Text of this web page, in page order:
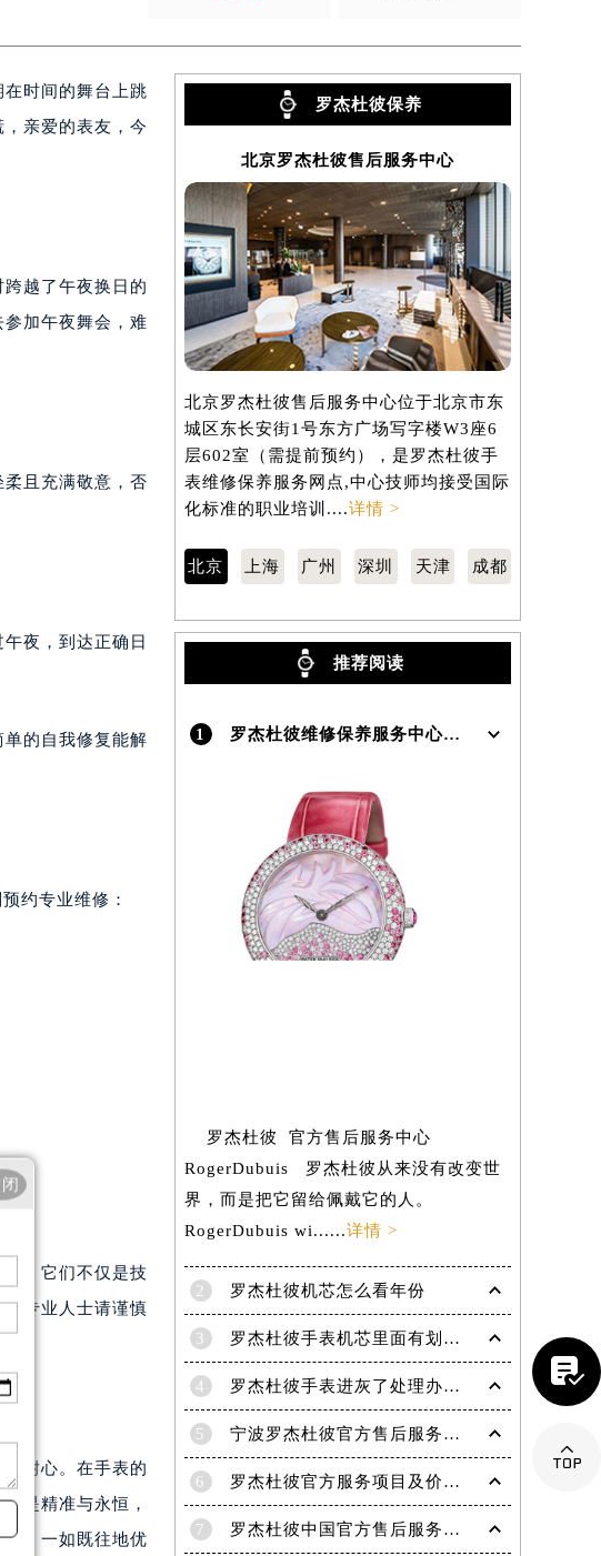
提前预约）
室（需提前预约）
时间的舞台上跳
亲爱的表友，今
越了午夜换日的
加午夜舞会，难
且充满敬意，否
夜，到达正确日
的自我修复能解
约专业维修：
，它们不仅是技
专业人士请谨慎
耐心。在手表的
是精准与永恒，
，一如既往地优
罗杰杜彼保养
北京罗杰杜彼售后服务中心
北京罗杰杜彼售后服务中心位于北京市东
城区东长安街1号东方广场写字楼W3座6
层602室（需提前预约），是罗杰杜彼手
表维修保养服务网点,中心技师均接受国际
化标准的职业培训....详情 >
北京 上海 广州 深圳 天津 成都
推荐阅读
1 罗杰杜彼维修保养服务中心介绍 | RogerDubuis
罗杰杜彼 官方售后服务中心
RogerDubuis 罗杰杜彼从来没有改变世
界，而是把它留给佩戴它的人。
RogerDubuis wi......详情 >
2 罗杰杜彼机芯怎么看年份
3 罗杰杜彼手表机芯里面有划痕解决技巧是什么
4 罗杰杜彼手表进灰了处理办法盘点
5 宁波罗杰杜彼官方售后服务中心｜网点地址与电话权威信息公示（2026年6月最新）
6 罗杰杜彼官方服务项目及价格查询｜维修地址与售后服务电话权威信息公告（2026年6月最新）
7 罗杰杜彼中国官方售后服务中心｜最新维修地址及官方客服电话权威信息公告（2026年7月最新）

